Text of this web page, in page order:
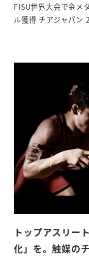
FISU世界大会で金メ
ル獲得 チアジャパ
トップアスリー
化」を。触媒の